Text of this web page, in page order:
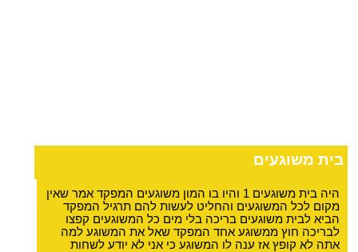
בית משוגעים
היה בית משוגעים 1 והיו בו המון משוגעים המפקד אמר שאין
מקום לכל המשוגעים והחליט לעשות להם תרגיל המפקד
הביא לבית משוגעים בריכה בלי מים כל המשוגעים קפצו
לבריכה חוץ ממשוגע אחד המפקד שאל את המשוגע למה
אתה לא קופץ אז ענה לו המשוגע כי אני לא יודע לשחות